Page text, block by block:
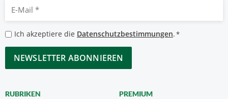
Mail
*
Datenschutzbestimmungen
*
Ich akzeptiere die Datenschutzbestimmungen.*
CAPTCHA
RUBRIKEN PREMIUM